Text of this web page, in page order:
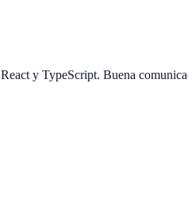
y TypeScript. Buena